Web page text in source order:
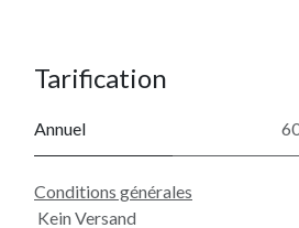
Tarification
Annuel
Conditions générales
Kein Versand